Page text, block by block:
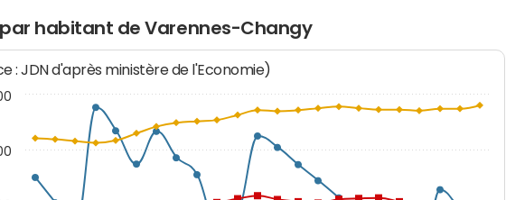
habitant de Varennes-Changy
: JDN d'après ministère de l'Economie)